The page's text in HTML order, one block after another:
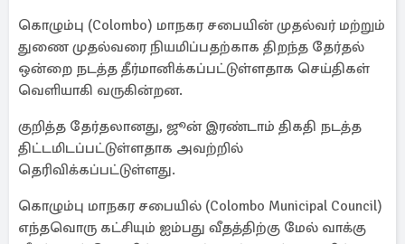
கொழும்பு (Colombo) மாநகர சபையின் முதல்வர் மற்றும்
துணை முதல்வரை நியமிப்பதற்காக திறந்த தேர்தல்
ஒன்றை நடத்த தீர்மானிக்கப்பட்டுள்ளதாக செய்திகள்
வெளியாகி வருகின்றன.
குறித்த தேர்தலானது, ஜூன் இரண்டாம் திகதி நடத்த
திட்டமிடப்பட்டுள்ளதாக அவற்றில்
தெரிவிக்கப்பட்டுள்ளது.
கொழும்பு மாநகர சபையில் (Colombo Municipal Council)
எந்தவொரு கட்சியும் ஐம்பது வீதத்திற்கு மேல் வாக்கு